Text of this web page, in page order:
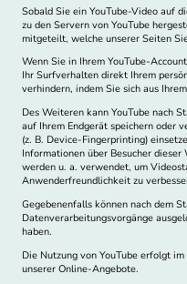
Sobald Sie ein YouTube-Video auf
zu den Servern von YouTube
mitgeteilt, welche unserer Seiten
Wenn Sie in Ihrem YouTube-
Ihr Surfverhalten direkt Ihrem
verhindern, indem Sie sich aus
Des Weiteren kann YouTube nach
auf Ihrem Endgerät speichern oder
(z. B. Device-Fingerprinting)
Informationen über Besucher
werden u. a. verwendet, um
Anwenderfreundlichkeit zu
Gegebenenfalls können nach dem
Datenverarbeitungsvorgänge
haben.
Die Nutzung von YouTube erfolgt
unserer Online-Angebote.